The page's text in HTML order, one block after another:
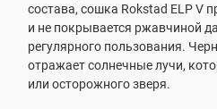
состава, сошка Rokstad ELP V
и не покрывается ржавчиной
регулярного пользования.
отражает солнечные лучи,
или осторожного зверя.